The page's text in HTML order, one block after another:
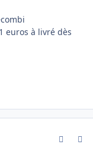
euros à livré dès